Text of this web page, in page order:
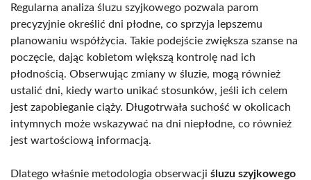
Regularna analiza śluzu szyjkowego pozwala parom
precyzyjnie określić dni płodne, co sprzyja lepszemu
planowaniu współżycia. Takie podejście zwiększa szanse na
poczęcie, dając kobietom większą kontrolę nad ich
płodnością. Obserwując zmiany w śluzie, mogą również
ustalić dni, kiedy warto unikać stosunków, jeśli ich celem
jest zapobieganie ciąży. Długotrwała suchość w okolicach
intymnych może wskazywać na dni niepłodne, co również
jest wartościową informacją.
Dlatego właśnie metodologia obserwacji śluzu szyjkowego